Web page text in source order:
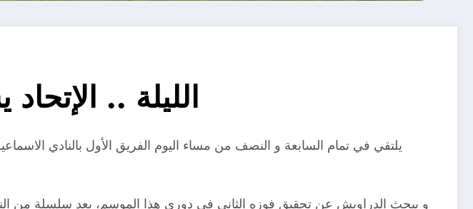
الليلة ..
يلتقي في تمام السابعة و النصف من مساء اليوم الفريق الأول بالنادي
و يبحث الدراويش عن تحقيق فوزه الثاني في دوري هذا الموسم، بعد سلسلة من